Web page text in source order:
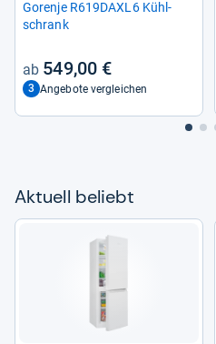
Gorenje R619DAXL6 Kühl­
schrank
549,00 €
3 Angebote vergleichen
Aktu­ell beliebt